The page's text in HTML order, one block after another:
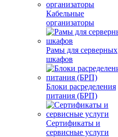
Кабельные
организаторы
Рамы для серверных
шкафов
Блоки расределения
питания (БРП)
Сертификаты и
сервисные услуги